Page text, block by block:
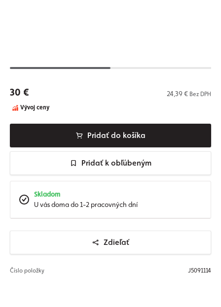
30 € 24,39 € Bez DPH
Vývoj ceny
Pridať do košíka
Pridať k obľúbeným
Skladom
U vás doma do 1-2 pracovných dní
Zdieľať
Číslo položky J5091114